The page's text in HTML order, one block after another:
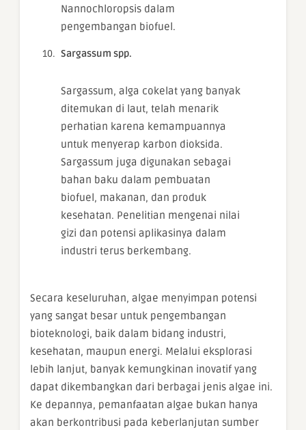
Nannochloropsis dalam
pengembangan biofuel.
Sargassum spp.
Sargassum, alga cokelat yang banyak
ditemukan di laut, telah menarik
perhatian karena kemampuannya
untuk menyerap karbon dioksida.
Sargassum juga digunakan sebagai
bahan baku dalam pembuatan
biofuel, makanan, dan produk
kesehatan. Penelitian mengenai nilai
gizi dan potensi aplikasinya dalam
industri terus berkembang.
Secara keseluruhan, algae menyimpan potensi
yang sangat besar untuk pengembangan
bioteknologi, baik dalam bidang industri,
kesehatan, maupun energi. Melalui eksplorasi
lebih lanjut, banyak kemungkinan inovatif yang
dapat dikembangkan dari berbagai jenis algae ini.
Ke depannya, pemanfaatan algae bukan hanya
akan berkontribusi pada keberlanjutan sumber